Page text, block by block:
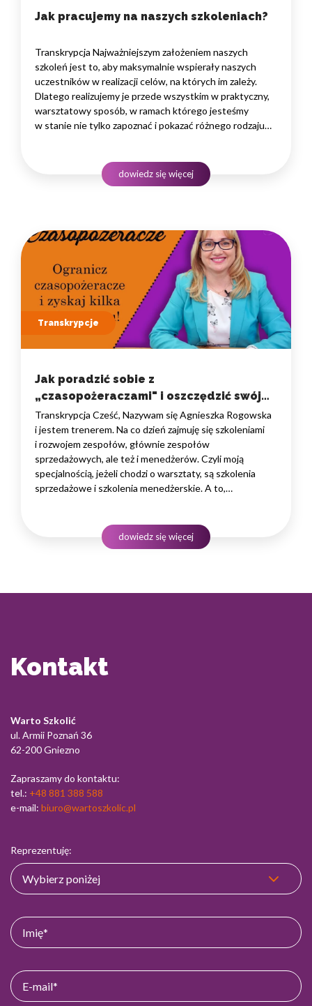
Jak pracujemy na naszych szkoleniach?
Transkrypcja Najważniejszym założeniem naszych
szkoleń jest to, aby maksymalnie wspierały naszych
uczestników w realizacji celów, na których im zależy.
Dlatego realizujemy je przede wszystkim w praktyczny,
warsztatowy sposób, w ramach którego jesteśmy
w stanie nie tylko zapoznać i pokazać różnego rodzaju
do praktycznego treningu, podczas którego możemy
dowiedz się więcej
Transkrypcje
Jak poradzić sobie z
„czasopożeraczami" i oszczędzić swój
czas?
Transkrypcja Cześć, Nazywam się Agnieszka Rogowska
i jestem trenerem. Na co dzień zajmuję się szkoleniami
i rozwojem zespołów, głównie zespołów
sprzedażowych, ale też i menedżerów. Czyli moją
specjalnością, jeżeli chodzi o warsztaty, są szkolenia
sprzedażowe i szkolenia menedżerskie. A to,
na co dzień, na co dzień w pracy. To jest obszar związany
z planowaniem, wyznaczaniem sobie zadań, celów.…
dowiedz się więcej
Kontakt
Warto Szkolić
ul. Armii Poznań 36
62-200 Gniezno
Zapraszamy do kontaktu:
tel.: +48 881 388 588
e-mail: biuro@wartoszkolic.pl
Reprezentuję: